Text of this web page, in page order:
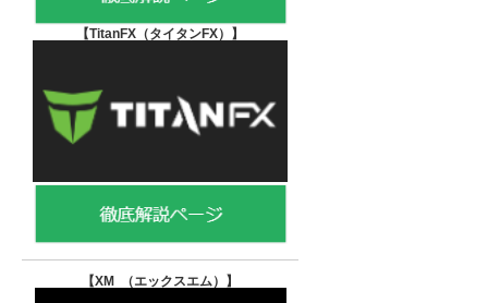
【TitanFX（タイタンFX） 】
【XM （エックスエム） 】